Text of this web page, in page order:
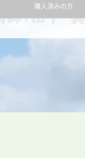
購入済みの方